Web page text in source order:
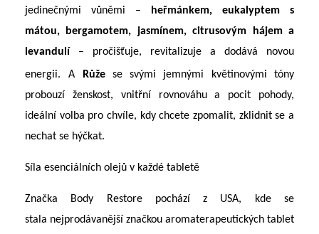
jedinečnými vůněmi –
heřmánkem, eukalyptem s
mátou, bergamotem, jasmínem, citrusovým hájem a
levandulí
– pročišťuje, revitalizuje a dodává novou
energii.
A Růže
se svými jemnými květinovými tóny
probouzí ženskost, vnitřní rovnováhu a pocit pohody,
ideální volba pro chvíle, kdy chcete zpomalit, zklidnit se a
nechat se hýčkat.
Síla esenciálních olejů v každé tabletě
Značka Body Restore pochází z USA, kde se
stala nejprodávanější značkou aromaterapeutických tablet